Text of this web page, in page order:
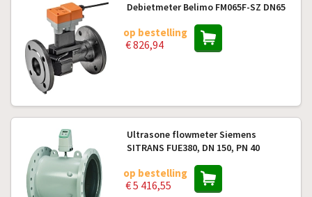
Debietmeter Belimo FM065F-SZ DN65
op bestelling
€ 826,94
Ultrasone flowmeter Siemens
SITRANS FUE380, DN 150, PN 40
op bestelling
€ 5 416,55